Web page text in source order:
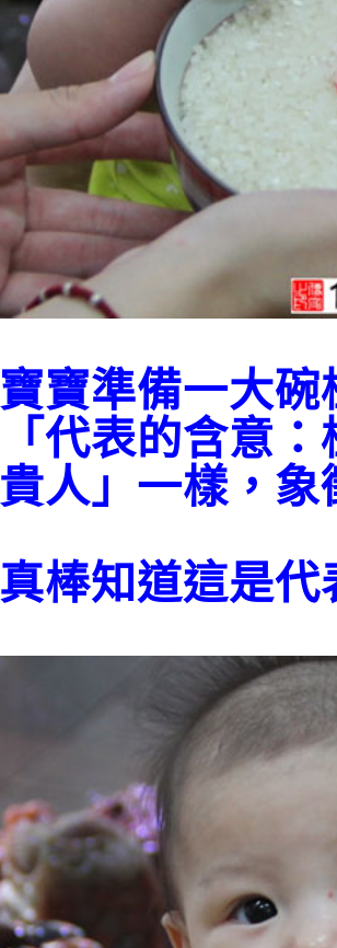
寶準備一大碗
代表的含意
人」一樣，
棒知道這是